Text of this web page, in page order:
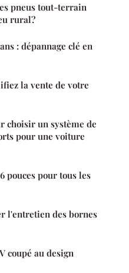
pneus tout-terrain
rural?
: dépannage clé en
la vente de votre
choisir un système de
pour une voiture
pouces pour tous les
l'entretien des bornes
coupé au design